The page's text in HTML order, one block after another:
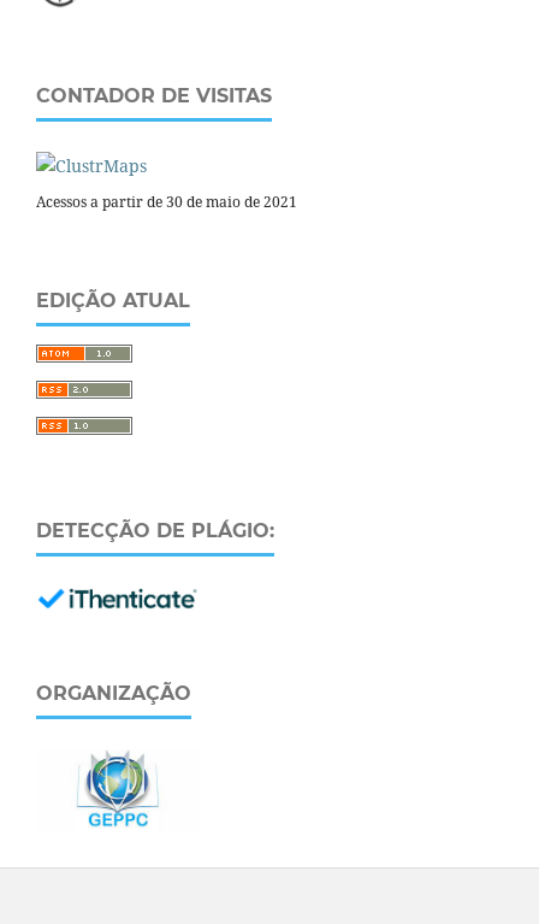
CONTADOR DE VISITAS
Acessos a partir de 30 de maio de 2021
EDIÇÃO ATUAL
DETECÇÃO DE PLÁGIO:
ORGANIZAÇÃO